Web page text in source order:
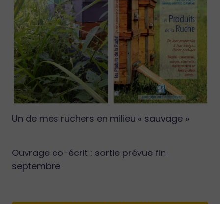
Un de mes ruchers en milieu « sauvage »
Ouvrage co-écrit : sortie prévue fin
septembre